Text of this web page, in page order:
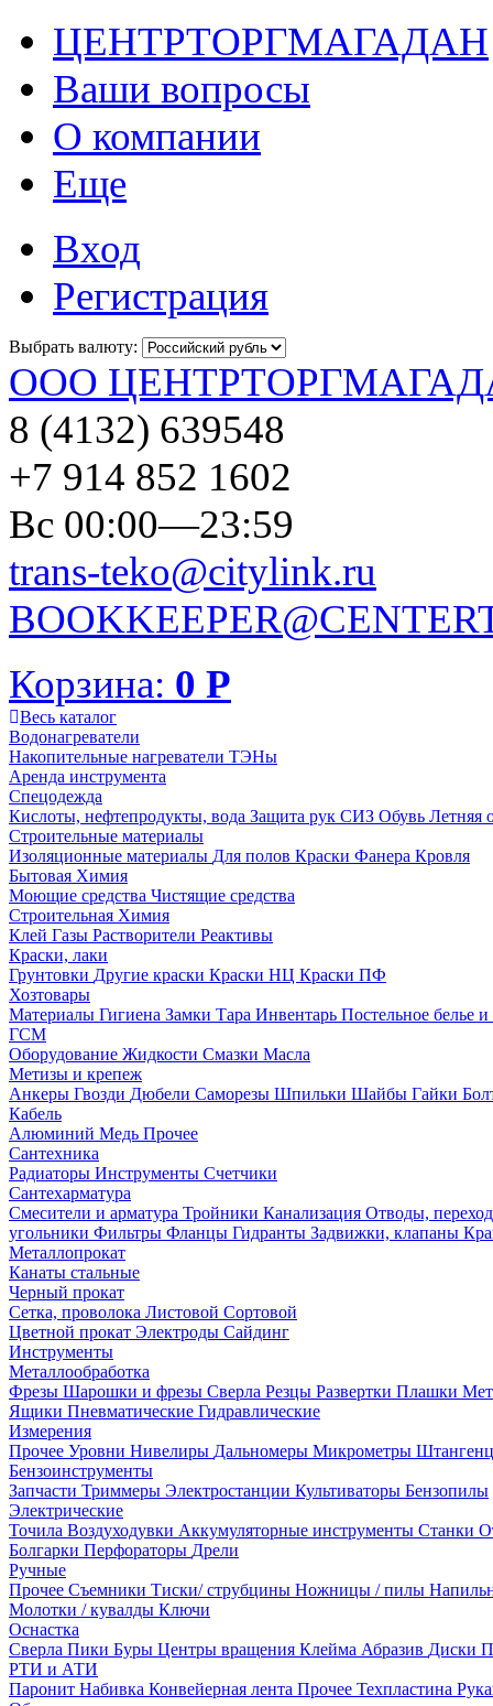
ЦЕНТРТОРГМАГАДАН
Ваши вопросы
О компании
Еще
Вход
Регистрация
Выбрать валюту:
ООО
8 (4132) 639548
+7 914 852 1602
Вс 00:00—23:59
trans-teko@citylink.ru
Корзина: 0 Р
Весь каталог
Водонагреватели
Накопительные нагреватели ТЭНы
Аренда инструмента
Спецодежда
Кислоты, нефтепродукты, вода Защита рук СИЗ Обувь Летняя
Строительные материалы
Изоляционные материалы Для полов Краски Фанера Кровля
Бытовая Химия
Моющие средства Чистящие средства
Строительная Химия
Клей Газы Растворители Реактивы
Краски, лаки
Грунтовки Другие краски Краски НЦ Краски ПФ
Хозтовары
Материалы Гигиена Замки Тара Инвентарь Постельное белье
ГСМ
Оборудование Жидкости Смазки Масла
Метизы и крепеж
Анкеры Гвозди Дюбели Саморезы Шпильки Шайбы Гайки
Кабель
Алюминий Медь Прочее
Сантехника
Радиаторы Инструменты Счетчики
Сантехарматура
Смесители и арматура Тройники Канализация Отводы,
угольники Фильтры Фланцы Гидранты Задвижки, клапаны
Металлопрокат
Канаты стальные
Черный прокат
Сетка, проволока Листовой Сортовой
Цветной прокат Электроды Сайдинг
Инструменты
Металлообработка
Фрезы Шарошки и фрезы Сверла Резцы Развертки Плашки
Ящики Пневматические Гидравлические
Измерения
Прочее Уровни Нивелиры Дальномеры Микрометры
Бензоинструменты
Запчасти Триммеры Электростанции Культиваторы Бензопилы
Электрические
Точила Воздуходувки Аккумуляторные инструменты Станки
Болгарки Перфораторы Дрели
Ручные
Прочее Съемники Тиски/ струбцины Ножницы / пилы
Молотки / кувалды Ключи
Оснастка
Сверла Пики Буры Центры вращения Клейма Абразив Диски
РТИ и АТИ
Паронит Набивка Конвейерная лента Прочее Техпластина